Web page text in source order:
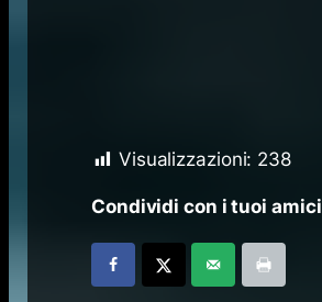
Visualizzazioni: 238
Condividi con i tuoi amici